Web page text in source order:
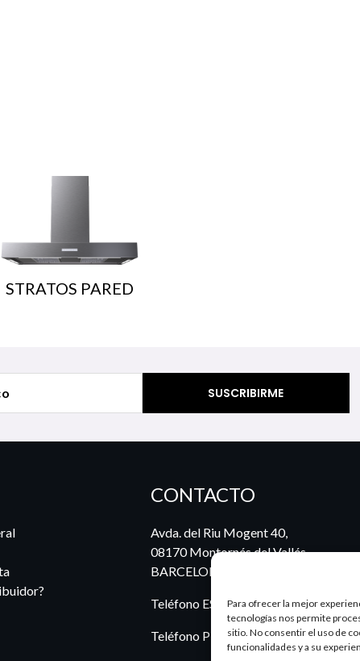
Para ofrecer la mejor
tecnologías nos permite
sitio. No consentir el uso de
funcionalidades y a su
STRATOS PARED
CONTACTO
Avda. del Riu Mogent 40,
08170 Montornés del Vallés,
BARCELONA
Teléfono ES: 935 722 600
Teléfono PT: 969 924 562